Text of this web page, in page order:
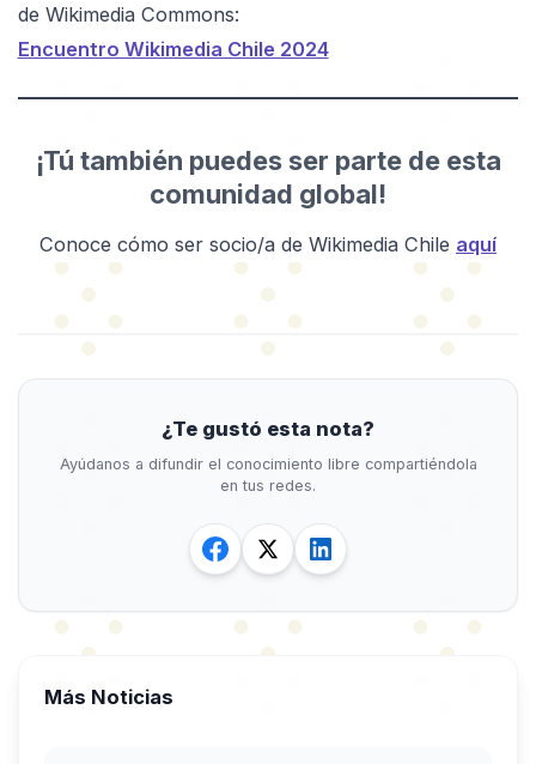
de Wikimedia Commons:
Encuentro Wikimedia Chile 2024
¡Tú también puedes ser parte de esta
comunidad global!
Conoce cómo ser socio/a de Wikimedia Chile aquí
¿Te gustó esta nota?
Ayúdanos a difundir el conocimiento libre compartiéndola
en tus redes.
Más Noticias